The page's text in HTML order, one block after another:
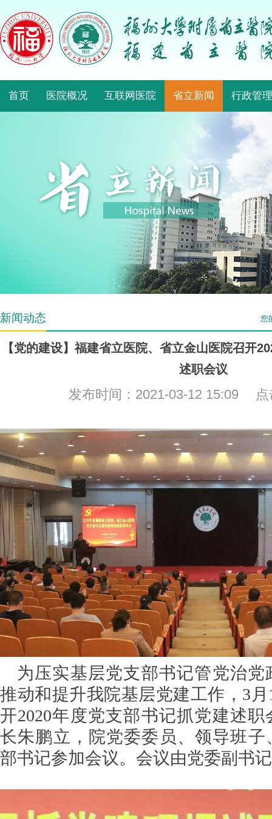
首页 医院概况 互联网医院 省立新闻 行政管理
新闻动态 您
【党的建设】福建省立医院、省立金山医院召开
述职会议
发布时间：2021-03-12 15:09 点
为压实基层党支部书记管党治
推动和提升我院基层党建工作，3
开2020年度党支部书记抓党建述
长朱鹏立，院党委委员、领导班子
部书记参加会议。会议由党委副书